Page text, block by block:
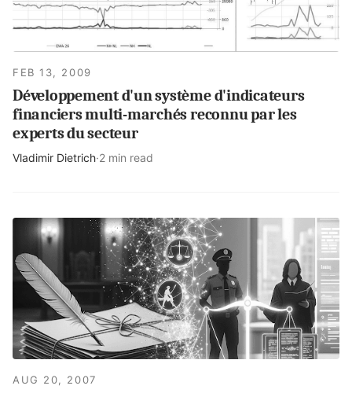
FEB 13, 2009
Développement d'un système d'indicateurs
financiers multi-marchés reconnu par les
experts du secteur
Vladimir Dietrich·2 min read
AUG 20, 2007